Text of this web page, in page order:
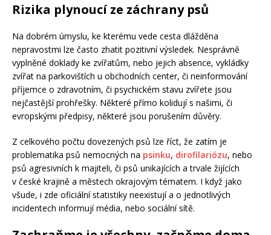
Rizika plynoucí ze záchrany psů
Na dobrém úmyslu, ke kterému vede cesta dlážděna
nepravostmi lze často zhatit pozitivní výsledek. Nesprávně
vyplněné doklady ke zvířatům, nebo jejich absence, vykládky
zvířat na parkovištích u obchodních center, či neinformování
příjemce o zdravotním, či psychickém stavu zvířete jsou
nejčastější prohřešky. Některé přímo kolidují s našimi, či
evropskými předpisy, některé jsou porušením důvěry.
Z celkového počtu dovezených psů lze říct, že zatím je
problematika psů nemocných na psinku, dirofilariózu, nebo
psů agresivních k majiteli, či psů unikajících a trvale žijících
v české krajině a městech okrajovým tématem. I když jako
všude, i zde oficiální statistiky neexistují a o jednotlivých
incidentech informují média, nebo sociální sítě.